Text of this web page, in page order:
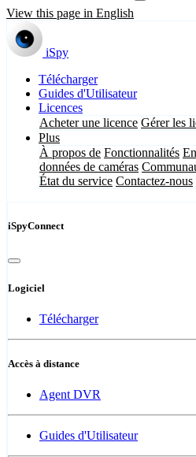
View this page in English
iSpy
Télécharger
Guides d'Utilisateur
Licences
Acheter une licence Gérer les
Plus
À propos de Fonctionnalités
données de caméras
État du service Contactez-nous
iSpyConnect
Logiciel
Télécharger
Accès à distance
Agent DVR
Guides d'Utilisateur